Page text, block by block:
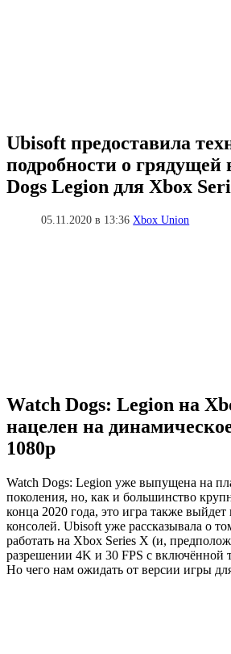
Ubisoft предоставила
подробности о грядущей
Dogs Legion для Xbox
05.11.2020 в 13:36Xbox Union
Watch Dogs: Legion на
нацелен на
1080p
Watch Dogs: Legion уже выпущена на
поколения, но, как и большинство
конца 2020 года, это игра также
консолей. Ubisoft уже рассказывала о
работать на Xbox Series X (и,
разрешении 4K и 30 FPS с включённой
Но чего нам ожидать от версии игры